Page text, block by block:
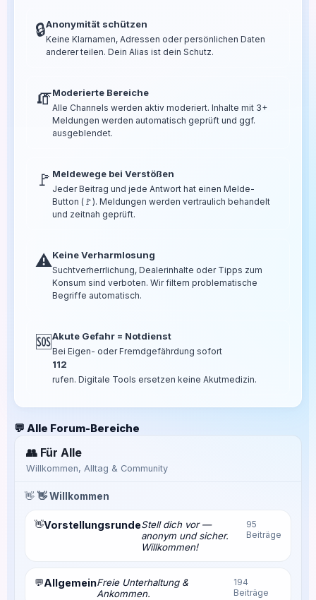
🔒Anonymität schützen
Keine Klarnamen, Adressen oder persönlichen Daten
anderer teilen. Dein Alias ist dein Schutz.
🧯Moderierte Bereiche
Alle Channels werden aktiv moderiert. Inhalte mit 3+
Meldungen werden automatisch geprüft und ggf.
ausgeblendet.
🚩 Meldewege bei Verstößen
Jeder Beitrag und jede Antwort hat einen Melde-
Button (🚩). Meldungen werden vertraulich behandelt
und zeitnah geprüft.
⚠️Keine Verharmlosung
Suchtverherrlichung, Dealerinhalte oder Tipps zum
Konsum sind verboten. Wir filtern problematische
Begriffe automatisch.
🆘Akute Gefahr = Notdienst
Bei Eigen- oder Fremdgefährdung sofort
112
rufen. Digitale Tools ersetzen keine Akutmedizin.
💬 Alle Forum-Bereiche
👥 Für Alle
Willkommen, Alltag & Community
👋 👋 Willkommen
👋VorstellungsrundeStell dich vor —
anonym und sicher.
Willkommen!
95
Beiträge
💬AllgemeinFreie Unterhaltung &
Ankommen.
194
Beiträge